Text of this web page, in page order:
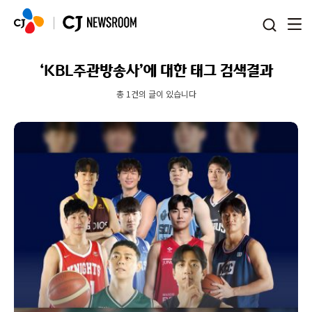
‘KBL주관방송사’에 대한 태그 검색결과
총 1건의 글이 있습니다